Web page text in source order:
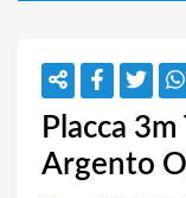
Placca
Argento